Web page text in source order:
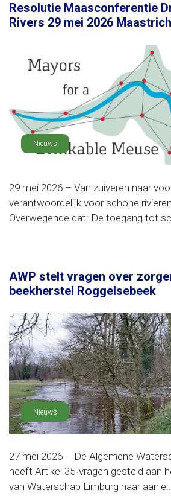
Resolutie Maasconferentie
Rivers 29 mei 2026
Nieuws
29 mei 2026 – Van zuiveren naar
verantwoordelijk voor schone
Overwegende dat: De toegang tot
AWP stelt vragen over
beekherstel Roggelsebeek
Nieuws
27 mei 2026 – De Algemene
heeft Artikel 35‑vragen gesteld aan
van Waterschap Limburg naar